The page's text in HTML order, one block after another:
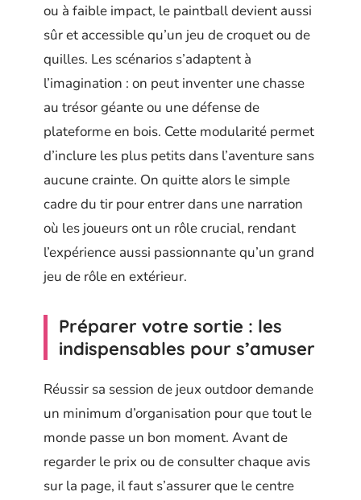
ou à faible impact, le paintball devient aussi
sûr et accessible qu’un jeu de croquet ou de
quilles. Les scénarios s’adaptent à
l’imagination : on peut inventer une chasse
au trésor géante ou une défense de
plateforme en bois. Cette modularité permet
d’inclure les plus petits dans l’aventure sans
aucune crainte. On quitte alors le simple
cadre du tir pour entrer dans une narration
où les joueurs ont un rôle crucial, rendant
l’expérience aussi passionnante qu’un grand
jeu de rôle en extérieur.
Préparer votre sortie : les
indispensables pour s’amuser
Réussir sa session de jeux outdoor demande
un minimum d’organisation pour que tout le
monde passe un bon moment. Avant de
regarder le prix ou de consulter chaque avis
sur la page, il faut s’assurer que le centre